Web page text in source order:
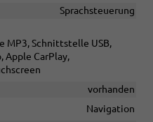
Sprachsteuerung
MP3, Schnittstelle USB,
Apple CarPlay,
vorhanden
Navigation